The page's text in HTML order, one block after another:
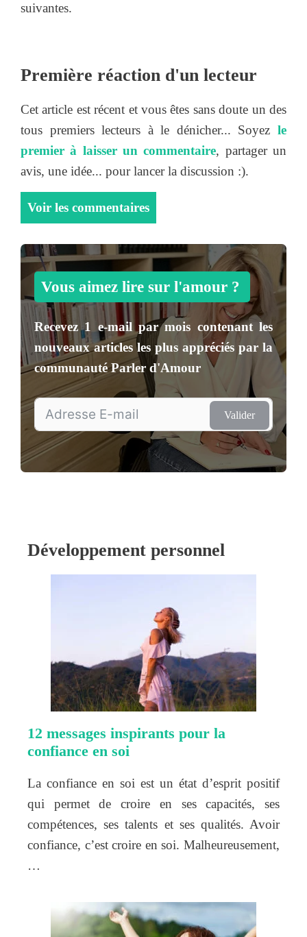
suivantes.
Première réaction d'un lecteur
Cet article est récent et vous êtes sans doute un des
tous premiers lecteurs à le dénicher... Soyez le
premier à laisser un commentaire, partager un
avis, une idée... pour lancer la discussion :).
Voir les commentaires
Vous aimez lire sur l'amour ?
Recevez1 e-mail par mois contenant les
nouveaux articles les plus appréciés par la
communautéParler d'Amour
Valider
Développement personnel
12 messages inspirants pour la
confiance en soi
La confiance en soi est un état d’esprit positif
qui permet de croire en ses capacités, ses
compétences, ses talents et ses qualités. Avoir
confiance, c’est croire en soi. Malheureusement,
…